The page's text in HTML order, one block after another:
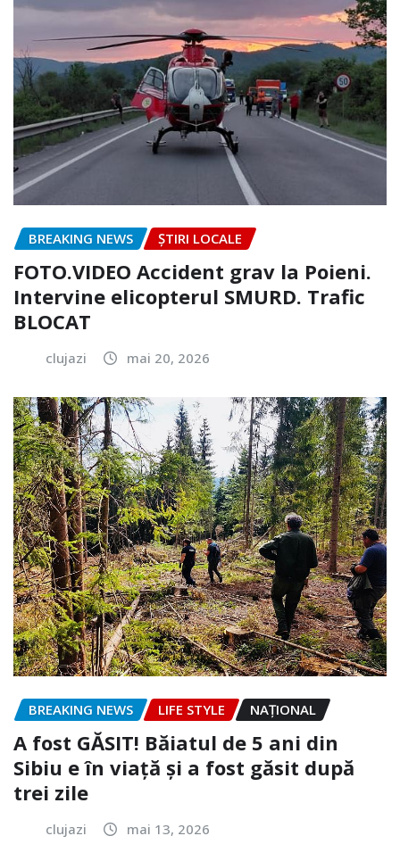
BREAKING NEWS ȘTIRI LOCALE
FOTO.VIDEO Accident grav la Poieni.
Intervine elicopterul SMURD. Trafic
BLOCAT
clujazi mai 20, 2026
BREAKING NEWS LIFE STYLE NAŢIONAL
A fost GĂSIT! Băiatul de 5 ani din
Sibiu e în viață și a fost găsit după
trei zile
clujazi mai 13, 2026